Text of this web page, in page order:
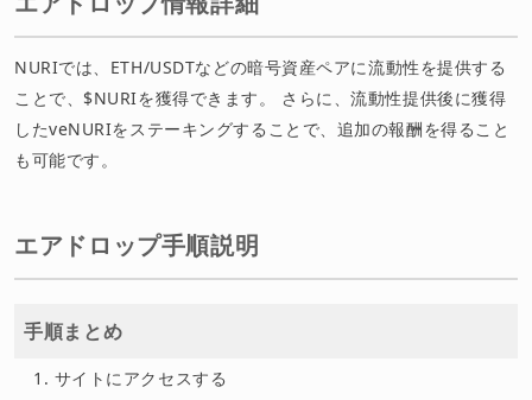
NURIでは、ETH/USDTなどの暗号資産ペアに流動性を提供する
ことで、$NURIを獲得できます。 さらに、流動性提供後に獲得
したveNURIをステーキングすることで、追加の報酬を得ること
も可能です。
エアドロップ手順説明
手順まとめ
サイトにアクセスする